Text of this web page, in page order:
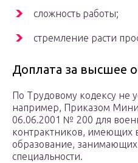
сложность работы;
стремление расти
Доплата за высшее
По Трудовому кодексу не
например, Приказом
06.06.2001 № 200 для
контрактников, имеющих
образование,
специальности.